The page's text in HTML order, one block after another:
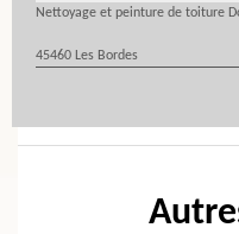
Nettoyage et peinture de toiture
45460 Les Bordes